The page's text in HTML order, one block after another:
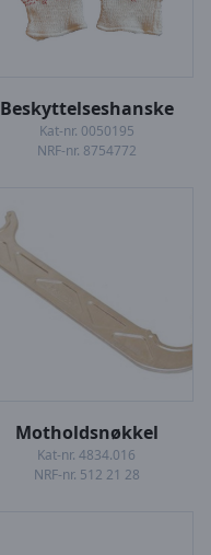
Beskyttelseshanske
Kat-nr. 0050195
NRF-nr. 8754772
Motholdsnøkkel
Kat-nr. 4834.016
NRF-nr. 512 21 28